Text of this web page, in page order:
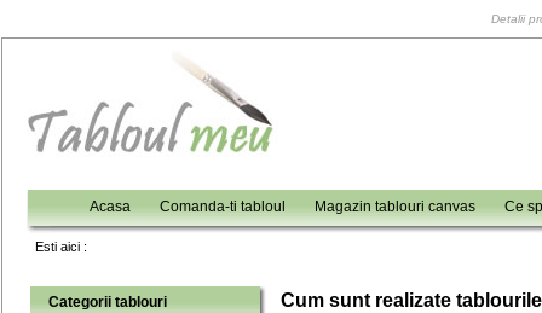
Detalii
Acasa Comanda-ti tabloul Magazin tablouri canvas Ce
Esti aici :
Categorii tablouri Cum sunt realizate